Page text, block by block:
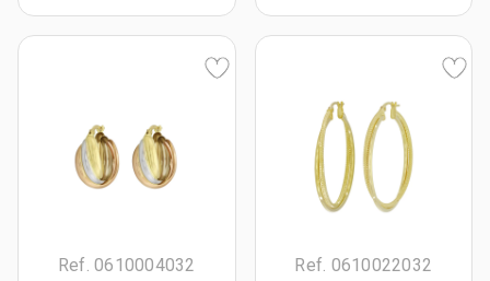
Ref. 0610004032 Ref. 0610022032